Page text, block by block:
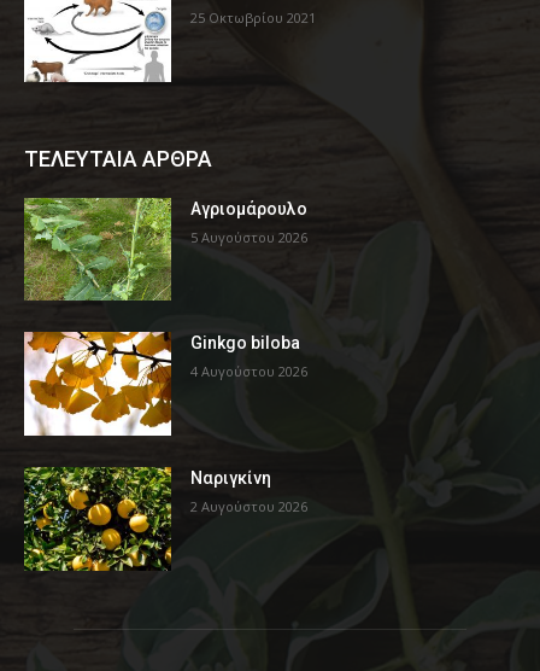
25 Οκτωβρίου 2021
ΤΕΛΕΥΤΑΙΑ ΑΡΘΡΑ
Αγριομάρουλο
5 Αυγούστου 2026
Ginkgo biloba
4 Αυγούστου 2026
Ναριγκίνη
2 Αυγούστου 2026